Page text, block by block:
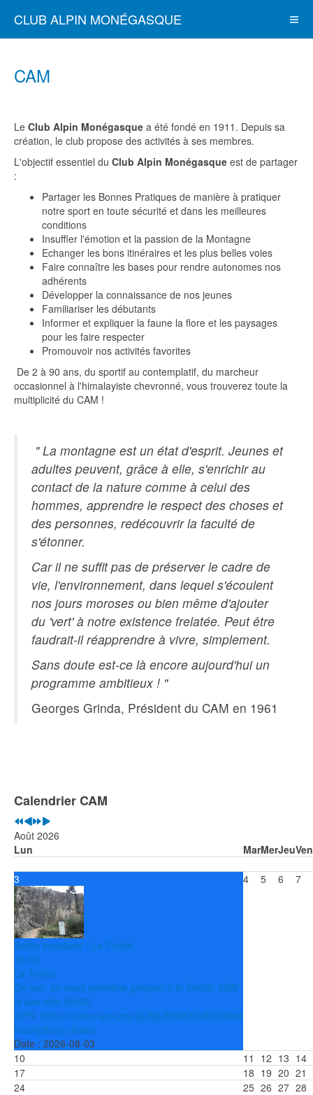
CLUB ALPIN MONÉGASQUE
CAM
Le Club Alpin Monégasque a été fondé en 1911. Depuis sa
création, le club propose des activités à ses membres.
L'objectif essentiel du Club Alpin Monégasque est de partager
:
Partager les Bonnes Pratiques de manière à pratiquer
notre sport en toute sécurité et dans les meilleures
conditions
Insuffler l'émotion et la passion de la Montagne
Echanger les bons itinéraires et les plus belles voies
Faire connaître les bases pour rendre autonomes nos
adhérents
Développer la connaissance de nos jeunes
Familiariser les débutants
Informer et expliquer la faune la flore et les paysages
pour les faire respecter
Promouvoir nos activités favorites
De 2 à 90 ans, du sportif au contemplatif, du marcheur
occasionnel à l'himalayiste chevronné, vous trouverez toute la
multiplicité du CAM !
" La montagne est un état d'esprit. Jeunes et
adultes peuvent, grâce à elle, s'enrichir au
contact de la nature comme à celui des
hommes, apprendre le respect des choses et
des personnes, redécouvrir la faculté de
s'étonner.
Car il ne suffit pas de préserver le cadre de
vie, l'environnement, dans lequel s'écoulent
nos jours moroses ou bien même d'ajouter
du 'vert' à notre existence frelatée. Peut être
faudrait-il réapprendre à vivre, simplement.
Sans doute est-ce là encore aujourd'hui un
programme ambitieux ! "
Georges Grinda, Président du CAM en 1961
Calendrier CAM
précédente
précédent
suivante
suivant
Août 2026
Lun
MarMerJeuVen
3
Sortie escalade - La Trinité
18:30
La Trinité
Ce soir, on vous emmène grimper à la Trinité. RDV
là bas dès 18h30
GPS: https://maps.app.goo.gl/iBgJNSt8X54EGQqo6
Inscriptions closes
Date : 2026-08-03
4 5 6 7
10 11 12 13 14
17
18 19 20 21
24
25 26 27 28